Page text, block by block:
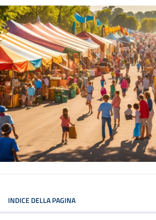
INDICE DELLA PAGINA